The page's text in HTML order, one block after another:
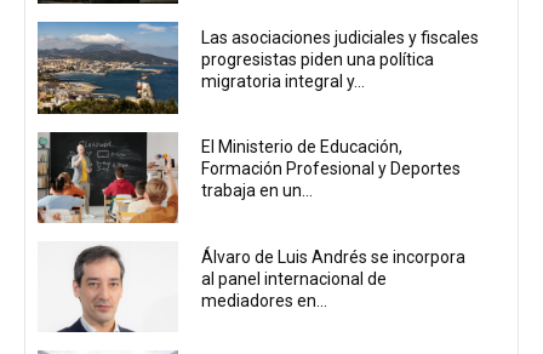
Las asociaciones judiciales y fiscales
progresistas piden una política
migratoria integral y...
El Ministerio de Educación,
Formación Profesional y Deportes
trabaja en un...
Álvaro de Luis Andrés se incorpora
al panel internacional de
mediadores en...